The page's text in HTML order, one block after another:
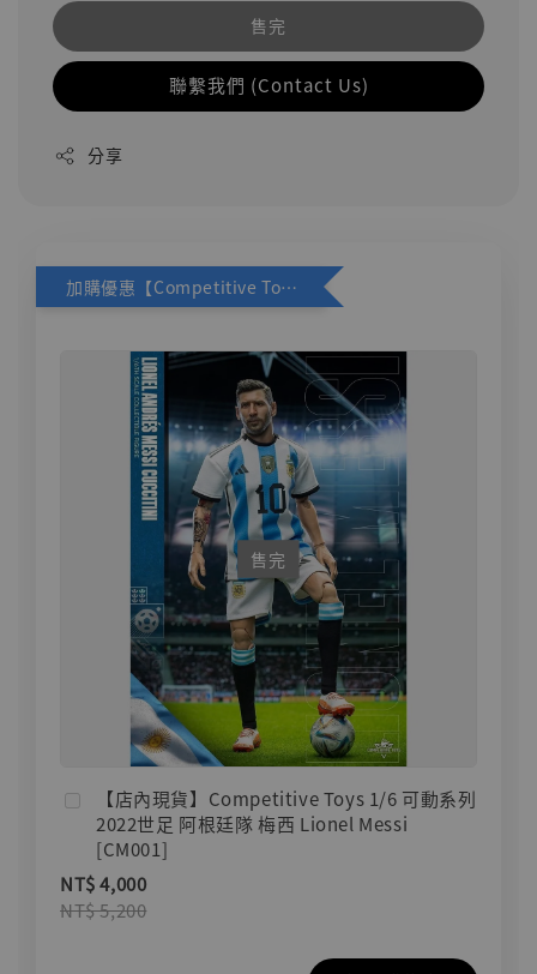
售完
聯繫我們 (Contact Us)
分享
加購優惠【Competitive Toys 梅西 [CM001]】
售完
【店內現貨】Competitive Toys 1/6 可動系列
2022世足 阿根廷隊 梅西 Lionel Messi
[CM001]
NT$ 4,000
NT$ 5,200